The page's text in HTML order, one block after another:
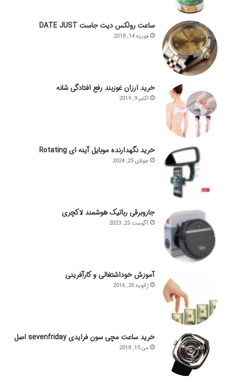
ساعت رولکس دیت جاست DATE JUST
فوریه 14, 2018
خرید ارزان غوزبند رفع افتادگی شانه
اکتبر 9, 2019
خرید نگهدارنده موبایل آینه ای Rotating
جولای 25, 2024
جاروبرقی رباتیک هوشمند لاکچری
آگوست 25, 2023
آموزش خوداشتغالی و کارآفرینی
ژانویه 20, 2016
خرید ساعت مچی سون فرایدی sevenfriday اصل
می 15, 2018